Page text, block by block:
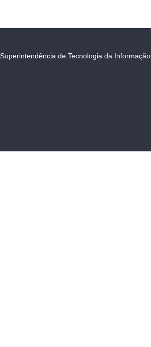
Superintendência de Tecnologia da Informação